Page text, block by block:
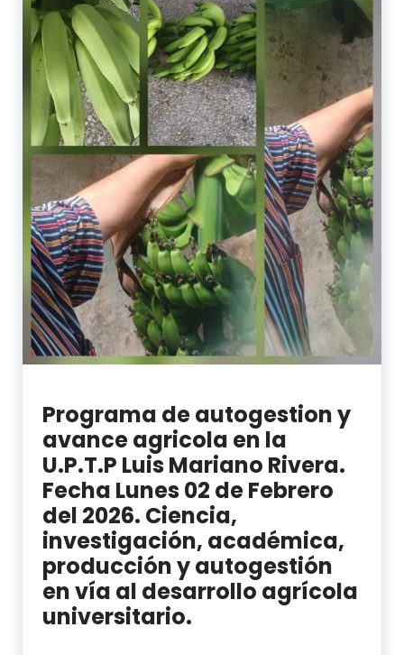
Programa de autogestion y
avance agricola en la
U.P.T.P Luis Mariano Rivera.
Fecha Lunes 02 de Febrero
del 2026. Ciencia,
investigación, académica,
producción y autogestión
en vía al desarrollo agrícola
universitario.